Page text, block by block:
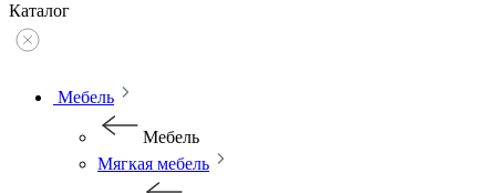
Каталог
Мебель
Мебель
Мягкая мебель